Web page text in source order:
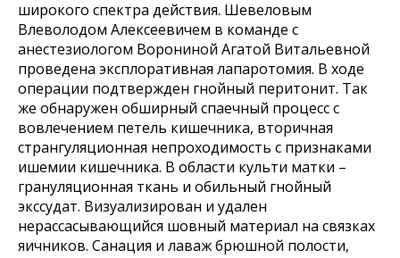
широкого спектра действия. Шевеловым
Влеволодом Алексеевичем в команде с
анестезиологом Ворониной Агатой Витальевной
проведена эксплоративная лапаротомия. В ходе
операции подтвержден гнойный перитонит. Так
же обнаружен обширный спаечный процесс с
вовлечением петель кишечника, вторичная
странгуляционная непроходимость с признаками
ишемии кишечника. В области культи матки –
грануляционная ткань и обильный гнойный
экссудат. Визуализирован и удален
нерассасывающийся шовный материал на связках
яичников. Санация и лаваж брюшной полости,